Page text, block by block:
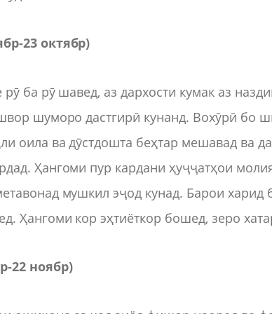
-23 октябр)
ба рӯ шавед, аз дархости кумак аз
шуморо дастгирӣ кунанд. Вохӯрӣ бо
оила ва дӯстдошта беҳтар мешавад ва
Ҳангоми пур кардани ҳуҷҷатҳои
мушкил эҷод кунад. Барои харид
Ҳангоми кор эҳтиёткор бошед, зеро
-22 ноябр)